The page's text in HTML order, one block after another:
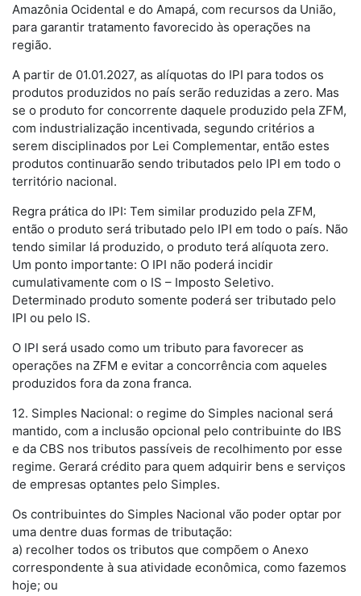
Amazônia Ocidental e do Amapá, com recursos da União,
para garantir tratamento favorecido às operações na
região.
A partir de 01.01.2027, as alíquotas do IPI para todos os
produtos produzidos no país serão reduzidas a zero. Mas
se o produto for concorrente daquele produzido pela ZFM,
com industrialização incentivada, segundo critérios a
serem disciplinados por Lei Complementar, então estes
produtos continuarão sendo tributados pelo IPI em todo o
território nacional.
Regra prática do IPI: Tem similar produzido pela ZFM,
então o produto será tributado pelo IPI em todo o país. Não
tendo similar lá produzido, o produto terá alíquota zero.
Um ponto importante: O IPI não poderá incidir
cumulativamente com o IS – Imposto Seletivo.
Determinado produto somente poderá ser tributado pelo
IPI ou pelo IS.
O IPI será usado como um tributo para favorecer as
operações na ZFM e evitar a concorrência com aqueles
produzidos fora da zona franca.
12. Simples Nacional: o regime do Simples nacional será
mantido, com a inclusão opcional pelo contribuinte do IBS
e da CBS nos tributos passíveis de recolhimento por esse
regime. Gerará crédito para quem adquirir bens e serviços
de empresas optantes pelo Simples.
Os contribuintes do Simples Nacional vão poder optar por
uma dentre duas formas de tributação:
a) recolher todos os tributos que compõem o Anexo
correspondente à sua atividade econômica, como fazemos
hoje; ou